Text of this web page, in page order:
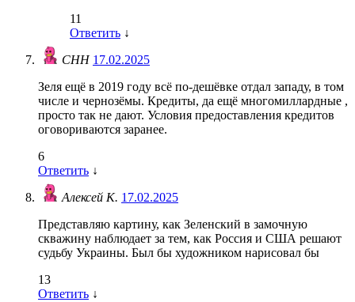
11
Ответить ↓
СНН 17.02.2025
Зеля ещё в 2019 году всё по-дешёвке отдал западу, в том
числе и чернозёмы. Кредиты, да ещё многомиллардные ,
просто так не дают. Условия предоставления кредитов
оговориваются заранее.
6
Ответить ↓
Алексей К. 17.02.2025
Представляю картину, как Зеленский в замочную
скважину наблюдает за тем, как Россия и США решают
судьбу Украины. Был бы художником нарисовал бы
13
Ответить ↓